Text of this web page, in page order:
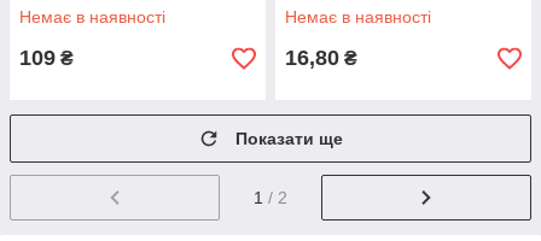
Немає в наявності
109 ₴
Немає в наявності
16,80 ₴
Показати ще
1 / 2